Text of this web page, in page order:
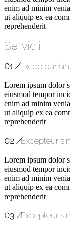
enim ad minim
ut aliquip ex ea
reprehenderit
Servicii
01/Excepteur
Lorem ipsum dolor
eiusmod tempor
enim ad minim
ut aliquip ex ea
reprehenderit
02 /Excepteur
Lorem ipsum dolor
eiusmod tempor
enim ad minim
ut aliquip ex ea
reprehenderit
03 /Excepteur